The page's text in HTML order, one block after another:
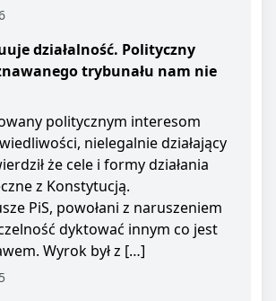
działalność. Polityczny
trybunału nam nie
politycznym interesom
nielegalnie działający
że cele i formy działania
z Konstytucją.
PiS, powołani z naruszeniem
dyktować innym co jest
Wyrok był z […]